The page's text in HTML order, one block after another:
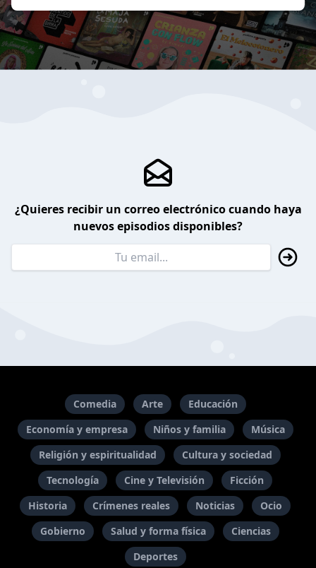
¿Quieres recibir un correo electrónico cuando haya
nuevos episodios disponibles?
Comedia Arte
Educación
Economía y empresa
Niños y familia
Música
Religión y espiritualidad
Cultura y sociedad
Tecnología
Cine y Televisión
Ficción
Historia
Crímenes reales Noticias
Ocio
Gobierno
Salud y forma física
Ciencias
Deportes